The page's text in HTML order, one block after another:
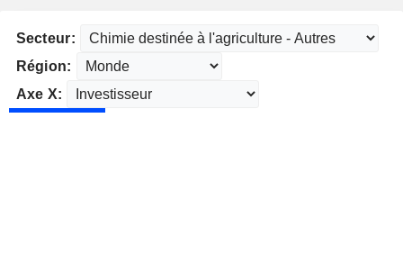
Secteur:
Région:
Axe X: